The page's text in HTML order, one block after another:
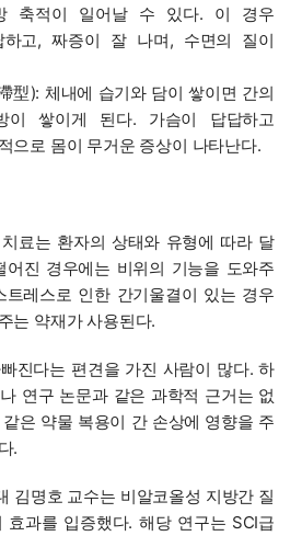
축적이 일어날 수 있다. 이 경우
하고, 짜증이 잘 나며, 수면의 질이
型): 체내에 습기와 담이 쌓이면 간의
이 쌓이게 된다. 가슴이 답답하고
으로 몸이 무거운 증상이 나타난다.
료는 환자의 상태와 유형에 따라 달
어진 경우에는 비위의 기능을 도와주
트레스로 인한 간기울결이 있는 경우
는 약재가 사용된다.
진다는 편견을 가진 사람이 많다. 하
연구 논문과 같은 과학적 근거는 없
은 약물 복용이 간 손상에 영향을 주
.
김명호 교수는 비알코올성 지방간 질
효과를 입증했다. 해당 연구는 SCI급